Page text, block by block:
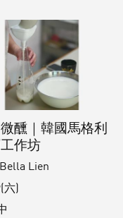
醺｜韓國馬格利
作坊
Lien
六)